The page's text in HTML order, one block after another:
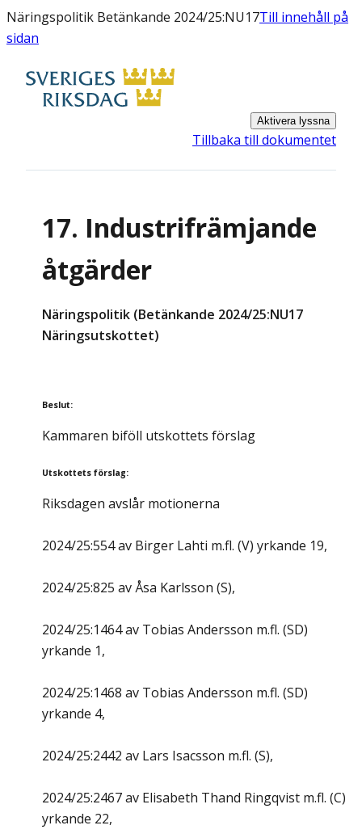
Näringspolitik Betänkande 2024/25:NU17Till innehåll på
sidan
Aktivera lyssna
Tillbaka till dokumentet
17. Industrifrämjande
åtgärder
Näringspolitik (Betänkande 2024/25:NU17
Näringsutskottet)
Beslut:
Kammaren biföll utskottets förslag
Utskottets förslag:
Riksdagen avslår motionerna
2024/25:554 av Birger Lahti m.fl. (V) yrkande 19,
2024/25:825 av Åsa Karlsson (S),
2024/25:1464 av Tobias Andersson m.fl. (SD)
yrkande 1,
2024/25:1468 av Tobias Andersson m.fl. (SD)
yrkande 4,
2024/25:2442 av Lars Isacsson m.fl. (S),
2024/25:2467 av Elisabeth Thand Ringqvist m.fl. (C)
yrkande 22,